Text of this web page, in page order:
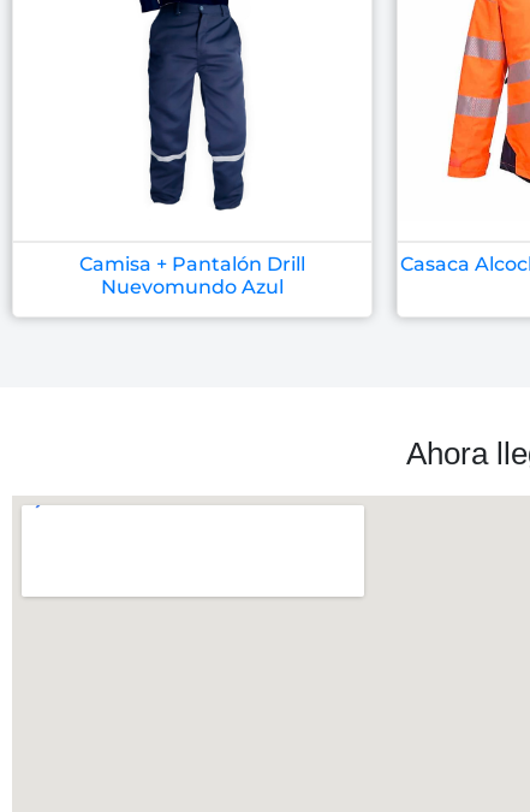
Camisa + Pantalón Drill
Nuevomundo Azul
Casaca
Ahora